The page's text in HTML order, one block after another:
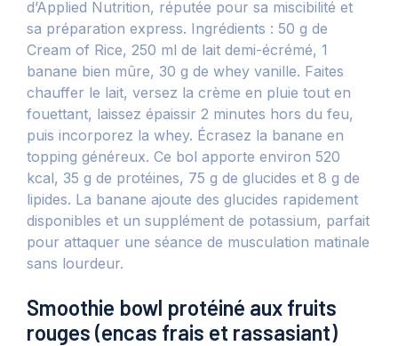
d’Applied Nutrition, réputée pour sa miscibilité et
sa préparation express. Ingrédients : 50 g de
Cream of Rice, 250 ml de lait demi-écrémé, 1
banane bien mûre, 30 g de whey vanille. Faites
chauffer le lait, versez la crème en pluie tout en
fouettant, laissez épaissir 2 minutes hors du feu,
puis incorporez la whey. Écrasez la banane en
topping généreux. Ce bol apporte environ 520
kcal, 35 g de protéines, 75 g de glucides et 8 g de
lipides. La banane ajoute des glucides rapidement
disponibles et un supplément de potassium, parfait
pour attaquer une séance de musculation matinale
sans lourdeur.
Smoothie bowl protéiné aux fruits
rouges (encas frais et rassasiant)